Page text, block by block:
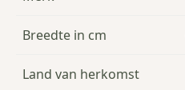
Breedte in cm
Land van herkomst